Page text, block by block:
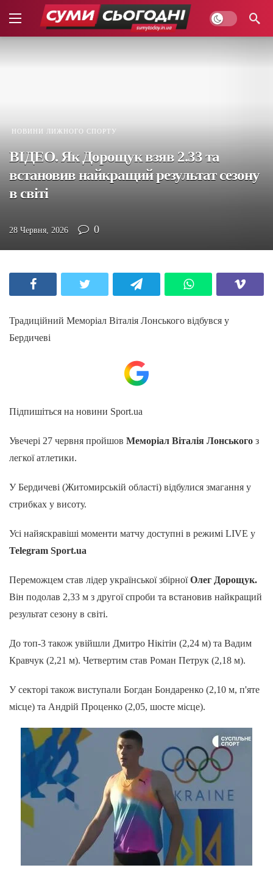
НОВИНИ ЛИЖНОГО СПОРТУ
ВІДЕО. Як Дорощук взяв 2.33 та
встановив найкращий результат сезону
в світі
28 Червня, 2026 0
Традиційний Меморіал Віталія Лонського відбувся у
Бердичеві
Підпишіться на новини Sport.ua
Увечері 27 червня пройшов Меморіал Віталія Лонського з
легкої атлетики.
У Бердичеві (Житомирській області) відбулися змагання у
стрибках у висоту.
Усі найяскравіші моменти матчу доступні в режимі LIVE у
Telegram Sport.ua
Переможцем став лідер української збірноїОлег Дорощук.
Він подолав 2,33 м з другої спроби та встановив найкращий
результат сезону в світі.
До топ-3 також увійшли Дмитро Нікітін (2,24 м) та Вадим
Кравчук (2,21 м). Четвертим став Роман Петрук (2,18 м).
У секторі також виступали Богдан Бондаренко (2,10 м, п'яте
місце) та Андрій Проценко (2,05, шосте місце).